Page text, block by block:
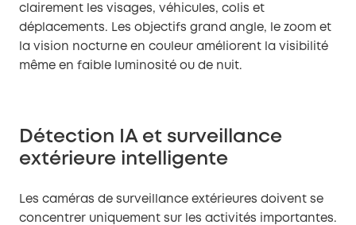
clairement les visages, véhicules, colis et
déplacements. Les objectifs grand angle, le zoom et
la vision nocturne en couleur améliorent la visibilité
même en faible luminosité ou de nuit.
Détection IA et surveillance
extérieure intelligente
Les caméras de surveillance extérieures doivent se
concentrer uniquement sur les activités importantes.